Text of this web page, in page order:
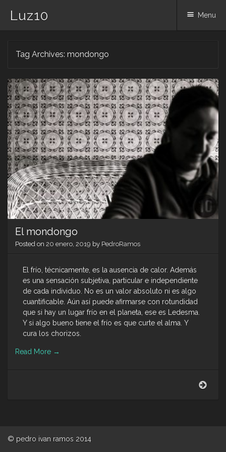
Luz10 Menu
Tag Archives: mondongo
El mondongo
Posted on 20 enero, 2019 by PedroRamos
El frío, técnicamente, es la ausencia de calor. Además
es una sensación subjetiva, particular e independiente
de cada individuo. No es un valor absoluto ni es algo
cuantificable. Aún así puede afirmarse con rotundidad
que si hay un lugar frío en el planeta, ese es Ledesma.
Y si algo bueno tiene el frío es que curte el alma. Y
cura los chorizos.
Read More →
© pedro ivan ramos 2014